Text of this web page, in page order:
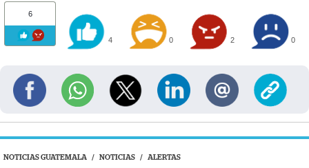
6
4 0 2 0
NOTICIAS GUATEMALA / NOTICIAS / ALERTAS